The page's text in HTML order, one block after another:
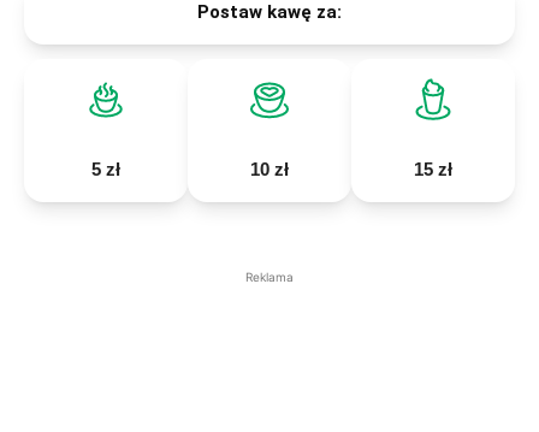
Postaw kawę za:
5 zł 10 zł 15 zł
Reklama